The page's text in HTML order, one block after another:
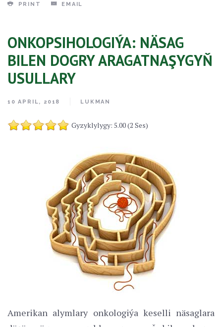
PRINT EMAIL
ONKOPSIHOLOGIÝA: NÄSAG
BILEN DOGRY ARAGATNAŞYGYŇ
USULLARY
10 APRIL, 2018 LUKMAN
Gyzyklylygy: 5.00 (2 Ses)
Amerikan alymlary onkologiýa keselli näsaglara